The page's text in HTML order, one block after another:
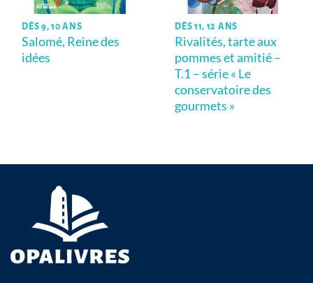
DÈS 9, 10 ANS
Salomé, Reine des
idées
DÈS 11, 12 ANS
Rivalités, tarte aux
pommes et amitié –
T.1 – série « Le
conservatoire des
gourmets »